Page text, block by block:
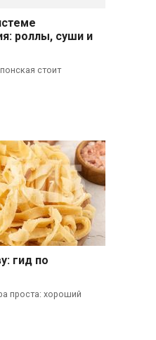
роллы, суши и
стоит
гид по
проста: хороший